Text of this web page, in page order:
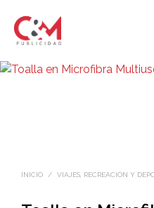
INICIO / VIAJES, RECREACIÓN Y